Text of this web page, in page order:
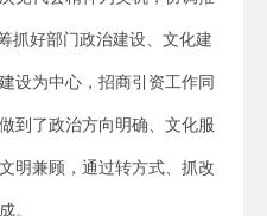
抓好部门政治建设、文化建
设为中心，招商引资工作同
到了政治方向明确、文化服
明兼顾，通过转方式、抓改
。